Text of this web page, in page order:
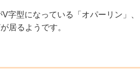
V字型になっている「オパーリン」、
居るようです。